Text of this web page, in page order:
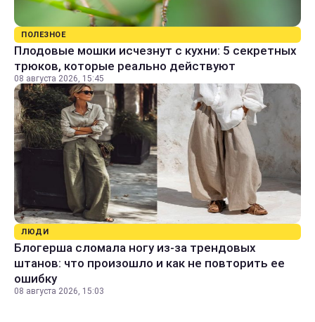
ПОЛЕЗНОЕ
Плодовые мошки исчезнут с кухни: 5 секретных
трюков, которые реально действуют
08 августа 2026, 15:45
ЛЮДИ
Блогерша сломала ногу из-за трендовых
штанов: что произошло и как не повторить ее
ошибку
08 августа 2026, 15:03